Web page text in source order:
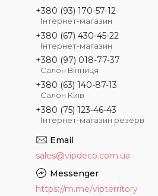
+380 (93) 170-57-12
Інтернет-магазин
+380 (67) 430-45-22
Інтернет-магазин
+380 (97) 018-77-37
Салон Вінниця
+380 (63) 140-87-13
Салон Київ
+380 (75) 123-46-43
Інтернет-магазин резерв
sales@vipdeco.com.ua
https://m.me/vipterritory